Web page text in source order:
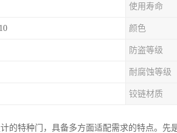
使用寿命
颜色
防盗等级
耐腐蚀等级
铰链材质
的特种门，具备多方面适配需求的特点。先